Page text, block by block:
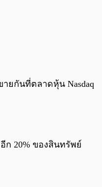
0:00
ยกันที่ตลาดหุ้น Nasdaq
ก 20% ของสินทรัพย์